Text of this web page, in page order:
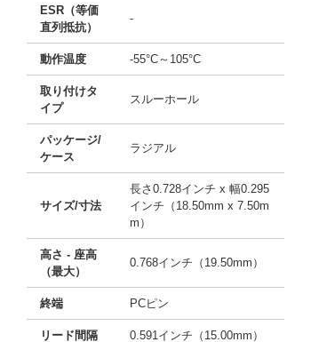
ESR（等価
直列抵抗）
-
動作温度 -55°C～105°C
取り付けタ
イプ
スルーホール
パッケージ/
ケース
ラジアル
サイズ/寸法
長さ0.728インチ x 幅0.295
インチ（18.50mm x 7.50m
m）
高さ - 座高
（最大）
0.768インチ（19.50mm）
終端 PCピン
リード間隔 0.591インチ（15.00mm）